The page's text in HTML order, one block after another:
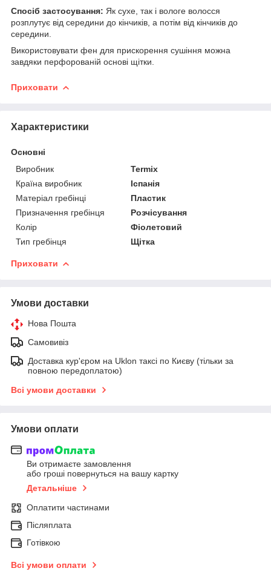
Спосіб застосування: Як сухе, так і вологе волосся
розплутує від середини до кінчиків, а потім від кінчиків до
середини.
Використовувати фен для прискорення сушіння можна
завдяки перфорованій основі щітки.
Приховати
Характеристики
Основні
Виробник
Termix
Країна виробник
Іспанія
Матеріал гребінці
Пластик
Призначення гребінця
Розчісування
Колір
Фіолетовий
Тип гребінця
Щітка
Приховати
Умови доставки
Нова Пошта
Самовивіз
Доставка кур'єром на Uklon таксі по Києву (тільки за
повною передоплатою)
Всі умови доставки
Умови оплати
Ви отримаєте замовлення
або гроші повернуться на вашу картку
Детальніше
Оплатити частинами
Післяплата
Готівкою
Всі умови оплати